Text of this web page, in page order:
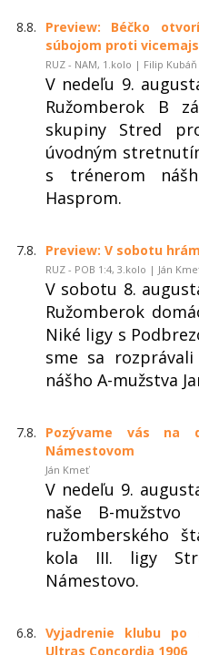
8.8.
Preview: Béčko
súbojom proti
RUZ - NAM, 1.kolo | Filip Kubáň
V nedeľu 9.
Ružomberok B
skupiny Stred
úvodným
s trénerom
Hasprom.
7.8. Preview: V sobotu
RUZ - POB 1:4, 3.kolo | Ján
V sobotu 8.
Ružomberok
Niké ligy s
sme sa
nášho A-mužstva
7.8.
Pozývame vás na
Námestovom
Ján Kmeť
V nedeľu 9.
naše B-
ružomberského
kola III. ligy
Námestovo.
6.8. Vyjadrenie klubu
Ultras Concordia 1906